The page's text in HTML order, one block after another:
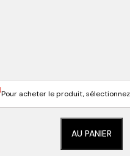
Pour acheter le produit,
AU PANIER